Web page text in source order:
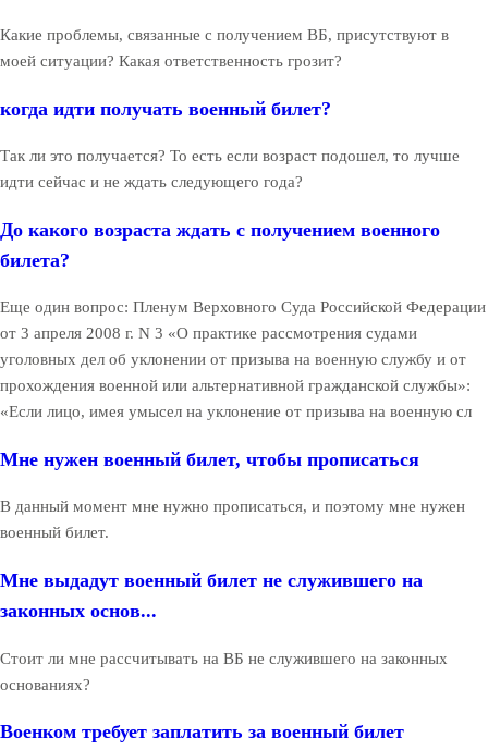
Какие проблемы, связанные с получением ВБ, присутствуют в
моей ситуации? Какая ответственность грозит?
когда идти получать военный билет?
Так ли это получается? То есть если возраст подошел, то лучше
идти сейчас и не ждать следующего года?
До какого возраста ждать с получением военного
билета?
Еще один вопрос: Пленум Верховного Суда Российской Федерации
от 3 апреля 2008 г. N 3 «О практике рассмотрения судами
уголовных дел об уклонении от призыва на военную службу и от
прохождения военной или альтернативной гражданской службы»:
«Если лицо, имея умысел на уклонение от призыва на военную сл
Мне нужен военный билет, чтобы прописаться
В данный момент мне нужно прописаться, и поэтому мне нужен
военный билет.
Мне выдадут военный билет не служившего на
законных основ...
Стоит ли мне рассчитывать на ВБ не служившего на законных
основаниях?
Военком требует заплатить за военный билет